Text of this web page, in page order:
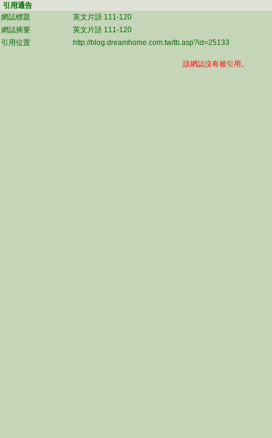
引用通告
網誌標題
英文片語 111-120
網誌摘要
英文片語 111-120
引用位置
http://blog.dreamhome.com.tw/tb.asp?id=25133
該網誌沒有被引用。